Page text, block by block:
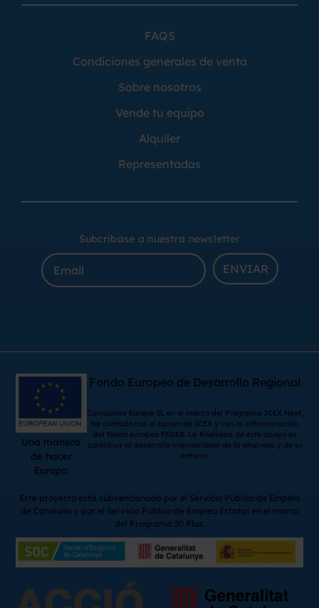
FAQS
Condiciones generales de venta
Sobre nosotros
Vende tu equipo
Alquiler
Representadas
Subcribase a nuestra newsletter
ENVIAR
Una manera
de hacer
Europa
Fondo Europeo de Desarrollo Regional
Comquima Europe SL en el marco del Programa ICEX Next,
ha contado con el apoyo de ICEX y con la cofinanciación
del fondo europeo FEDER. La finalidad de este apoyo es
contribuir al desarrollo internacional de la empresa y de su
entorno.
Este proyecto está subvencionado por el Servicio Público de Empleo
de Cataluña y por el Servicio Público de Empleo Estatal en el marco
del Programa 30 Plus.